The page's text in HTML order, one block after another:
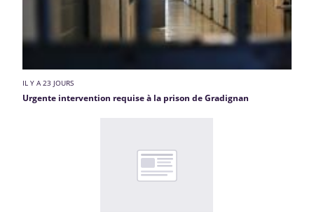
IL Y A 23 JOURS
Urgente intervention requise à la prison de Gradignan